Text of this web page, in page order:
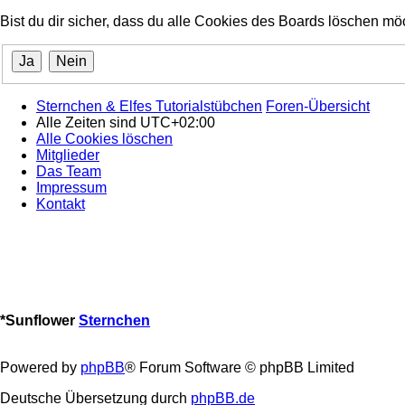
Bist du dir sicher, dass du alle Cookies des Boards löschen
Sternchen & Elfes Tutorialstübchen Foren-Übersicht
Alle Zeiten sind UTC+02:00
Alle Cookies löschen
Mitglieder
Das Team
Impressum
Kontakt
*Sunflower Sternchen
Powered by phpBB® Forum Software © phpBB Limited
Deutsche Übersetzung durch phpBB.de